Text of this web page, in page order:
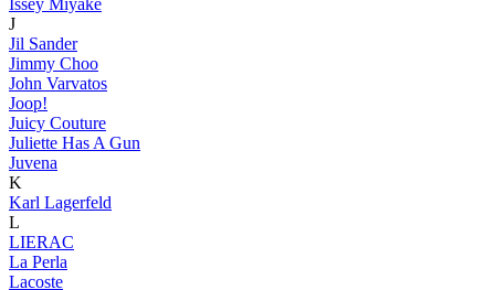
Issey Miyake
J
Jil Sander
Jimmy Choo
John Varvatos
Joop!
Juicy Couture
Juliette Has A Gun
Juvena
K
Karl Lagerfeld
L
LIERAC
La Perla
Lacoste